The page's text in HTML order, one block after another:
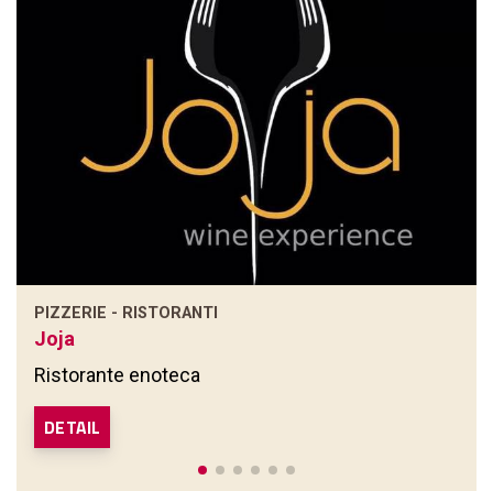
PIZZERIE - RISTORANTI
Joja
Ristorante enoteca
DETAIL